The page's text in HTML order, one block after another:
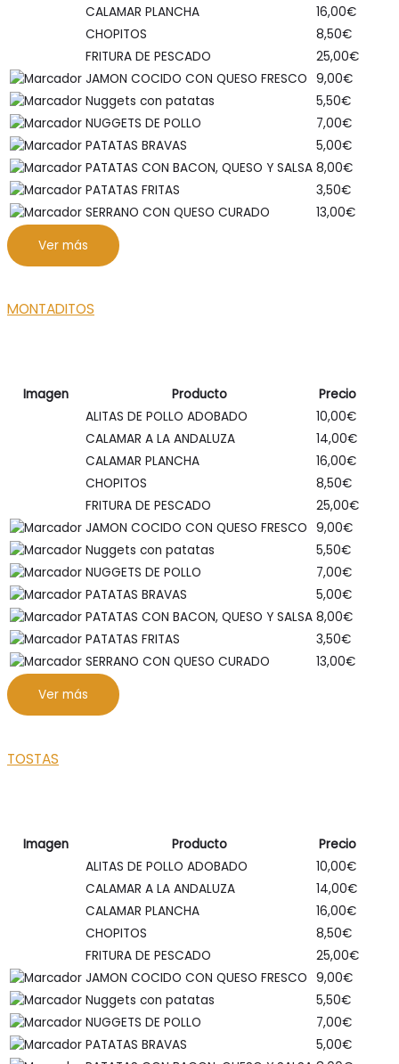
CALAMAR PLANCHA
16,00€
CHOPITOS
8,50€
FRITURA DE PESCADO
25,00€
JAMON COCIDO CON QUESO FRESCO 9,00€
Nuggets con patatas
5,50€
NUGGETS DE POLLO
7,00€
PATATAS BRAVAS
5,00€
PATATAS CON BACON, QUESO Y SALSA 8,00€
PATATAS FRITAS
3,50€
SERRANO CON QUESO CURADO
13,00€
Ver más
MONTADITOS
Imagen Producto
Precio
ALITAS DE POLLO ADOBADO
10,00€
CALAMAR A LA ANDALUZA
14,00€
CALAMAR PLANCHA
16,00€
CHOPITOS
8,50€
FRITURA DE PESCADO
25,00€
JAMON COCIDO CON QUESO FRESCO 9,00€
Nuggets con patatas
5,50€
NUGGETS DE POLLO
7,00€
PATATAS BRAVAS
5,00€
PATATAS CON BACON, QUESO Y SALSA 8,00€
PATATAS FRITAS
3,50€
SERRANO CON QUESO CURADO
13,00€
Ver más
TOSTAS
Imagen Producto
Precio
ALITAS DE POLLO ADOBADO
10,00€
CALAMAR A LA ANDALUZA
14,00€
CALAMAR PLANCHA
16,00€
CHOPITOS
8,50€
FRITURA DE PESCADO
25,00€
JAMON COCIDO CON QUESO FRESCO 9,00€
Nuggets con patatas
5,50€
NUGGETS DE POLLO
7,00€
PATATAS BRAVAS
5,00€